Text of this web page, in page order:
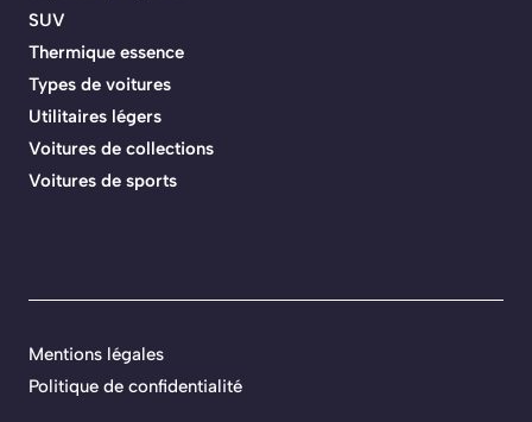
SUV
Thermique essence
Types de voitures
Utilitaires légers
Voitures de collections
Voitures de sports
Mentions légales
Politique de confidentialité